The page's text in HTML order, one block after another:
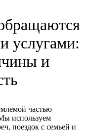
услугами:
и
частью
используем
поездок с семьей и